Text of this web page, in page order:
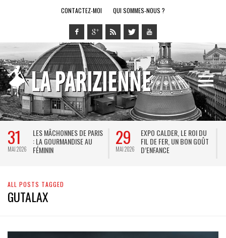
CONTACTEZ-MOI QUI SOMMES-NOUS ?
29
MAI 2026
EXPO CALDER, LE ROI DU
FIL DE FER, UN BON GOÛT
D’ENFANCE
28
MAI 2026
LE RING DE KATHARSY, UN
SPECTACLE EN FORME DE
JEU VIDÉO !
ALL POSTS TAGGED
GUTALAX